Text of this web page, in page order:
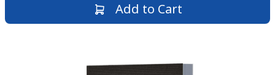
Add to Cart